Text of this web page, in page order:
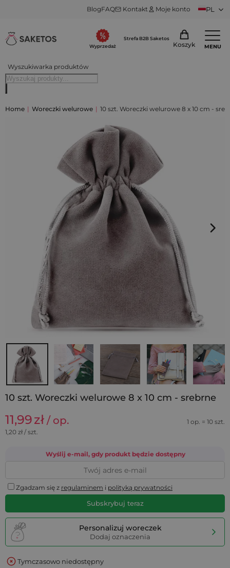
BlogFAQ Kontakt Moje konto PL
Wyszukiwarka produktów
Wyprzedaż
Strefa B2B Saketos
Koszyk MENU
Home | Woreczki welurowe | 10 szt. Woreczki welurowe 8 x 10 cm -
10 szt. Woreczki welurowe 8 x 10 cm - srebrne
11,99zł / op.
1 op. = 10 szt.
1,20 zł / szt.
Wyślij e-mail, gdy produkt będzie dostępny
Zgadzam się z regulaminem i polityką prywatności
Subskrybuj teraz
Personalizuj woreczek
Dodaj oznaczenia
Tymczasowo niedostępny